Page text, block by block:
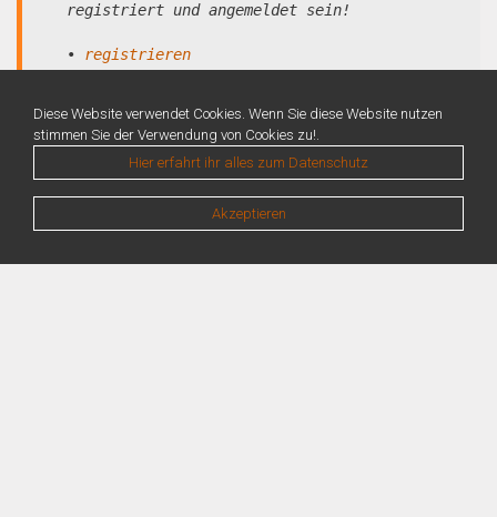
registriert und angemeldet sein!
• registrieren
Diese Website verwendet Cookies. Wenn Sie diese Website nutzen
stimmen Sie der Verwendung von Cookies zu!.
Hier erfahrt ihr alles zum Datenschutz
Akzeptieren